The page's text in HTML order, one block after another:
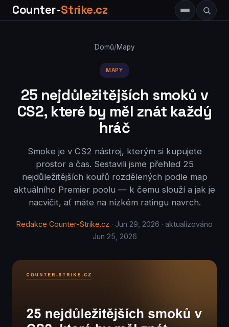
Counter-Strike.cz
Domů/Mapy
MAPY
25 nejdůležitějších smoků v
CS2, které by měl znát každý
hráč
Smoke je v CS2 nástroj, kterým si kupujete
prostor a čas. Sestavili jsme přehled 25
nejdůležitějších kouřů rozdělených podle map
aktuálního Premier poolu — k čemu slouží a jak je
nacvičit, ať máte na nízkém ratingu navrch.
Redakce Counter-Strike.cz · Jun 29, 2026 · aktualizováno
Jun 25, 2026